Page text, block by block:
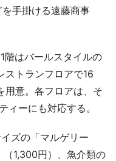
手掛ける遠藤商事
はバールスタイルの
ストランフロアで16
用意。各フロアは、そ
ィーにも対応する。
ズの「マルゲリー
1,300円）、魚介類の